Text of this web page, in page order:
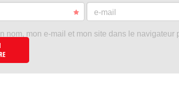
e-mail
nom, mon e-mail et mon site dans le navigateur